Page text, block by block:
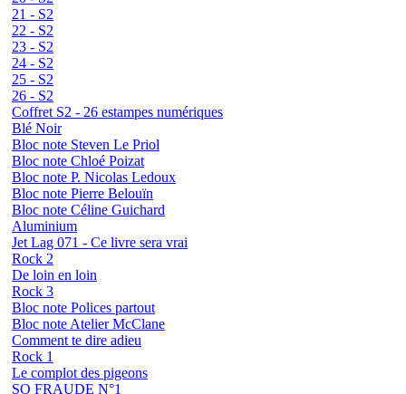
21 - S2
22 - S2
23 - S2
24 - S2
25 - S2
26 - S2
Coffret S2 - 26 estampes numériques
Blé Noir
Bloc note Steven Le Priol
Bloc note Chloé Poizat
Bloc note P. Nicolas Ledoux
Bloc note Pierre Belouïn
Bloc note Céline Guichard
Aluminium
Jet Lag 071 - Ce livre sera vrai
Rock 2
De loin en loin
Rock 3
Bloc note Polices partout
Bloc note Atelier McClane
Comment te dire adieu
Rock 1
Le complot des pigeons
SO FRAUDE N°1